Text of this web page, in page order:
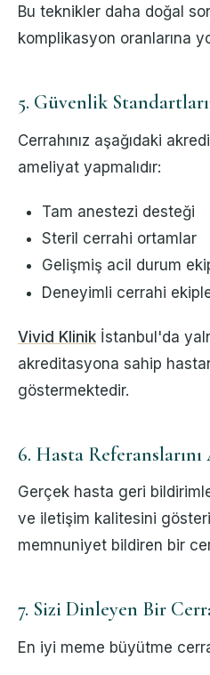
Bu teknikler daha doğal
komplikasyon oranlarına
5. Güvenlik
Cerrahınız aşağıdaki
ameliyat yapmalıdır:
Tam anestezi desteği
Steril cerrahi ortamlar
Gelişmiş acil durum
Deneyimli cerrahi
Vivid Klinik İstanbul'da
akreditasyona sahip
göstermektedir.
6. Hasta Referanslarını
Gerçek hasta geri
ve iletişim kalitesini
memnuniyet bildiren bir
7. Sizi Dinleyen Bir
En iyi meme büyütme